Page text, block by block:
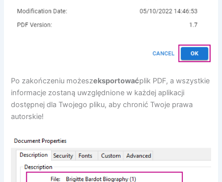
Po zakończeniu możeszeksportowaćplik PDF, a wszystkie
informacje zostaną uwzględnione w każdej aplikacji
dostępnej dla Twojego pliku, aby chronić Twoje prawa
autorskie!